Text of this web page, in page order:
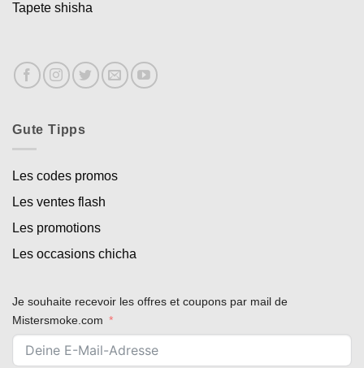
Tapete shisha
Gute Tipps
Les codes promos
Les ventes flash
Les promotions
Les occasions chicha
Je souhaite recevoir les offres et coupons par mail de
Mistersmoke.com